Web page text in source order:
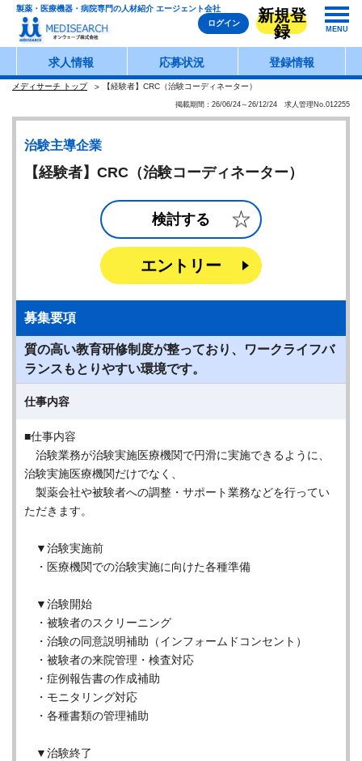
製薬・医療機器・病院専門の人材紹介 エージェント会社
ログイン
新規登
録
MENU
求人情報 応募状況 登録情報
メディサーチ トップ 【経験者】CRC（治験コーディネーター）
掲載期間：26/06/24～26/12/24 求人管理No.012255
治験主導企業
【経験者】CRC（治験コーディネーター）
検討する
エントリー
募集要項
質の高い教育研修制度が整っており、ワークライフバ
ランスもとりやすい環境です。
仕事内容
■仕事内容
治験業務が治験実施医療機関で円滑に実施できるように、
治験実施医療機関だけでなく、
製薬会社や被験者への調整・サポート業務などを行ってい
ただきます。
▼治験実施前
・医療機関での治験実施に向けた各種準備
▼治験開始
・被験者のスクリーニング
・治験の同意説明補助（インフォームドコンセント）
・被験者の来院管理・検査対応
・症例報告書の作成補助
・モニタリング対応
・各種書類の管理補助
▼治験終了